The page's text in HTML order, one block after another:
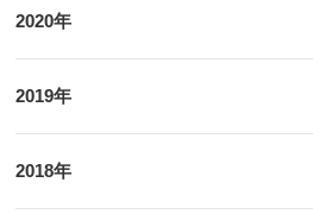
2020年
2019年
2018年